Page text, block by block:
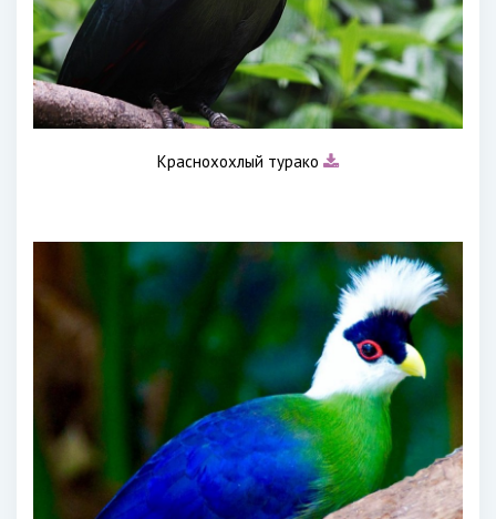
Краснохохлый турако